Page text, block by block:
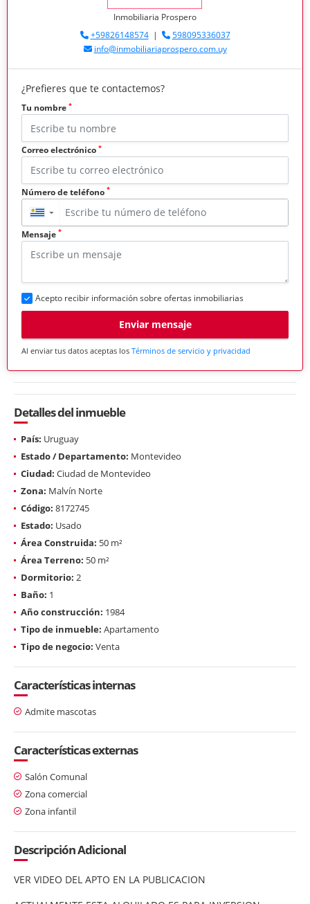
Inmobiliaria Prospero
+59826148574|
598095336037
info@inmobiliariaprospero.com.uy
¿Prefieres que te contactemos?
Tu nombre *
Correo electrónico *
Número de teléfono *
▼
Mensaje *
Acepto recibir información sobre ofertas inmobiliarias
Enviar mensaje
Al enviar tus datos aceptas los Términos de servicio y privacidad
Detalles del inmueble
País: Uruguay
Estado / Departamento: Montevideo
Ciudad: Ciudad de Montevideo
Zona: Malvín Norte
Código: 8172745
Estado: Usado
Área Construida: 50 m²
Área Terreno: 50 m²
Dormitorio: 2
Baño: 1
Año construcción: 1984
Tipo de inmueble: Apartamento
Tipo de negocio: Venta
Características internas
Admite mascotas
Características externas
Salón Comunal
Zona comercial
Zona infantil
Descripción Adicional
VER VIDEO DEL APTO EN LA PUBLICACION